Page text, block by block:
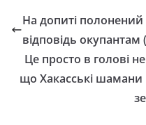
На допиті
відповідь окупантам
Це просто в голові
що Хакасські шамани